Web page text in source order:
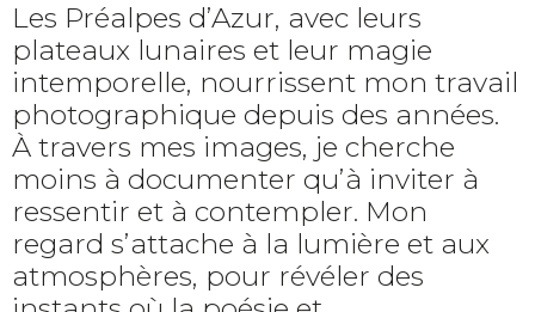
Les Préalpes d’Azur, avec leurs
plateaux lunaires et leur magie
intemporelle, nourrissent mon travail
photographique depuis des années.
À travers mes images, je cherche
moins à documenter qu’à inviter à
ressentir et à contempler. Mon
regard s’attache à la lumière et aux
atmosphères, pour révéler des